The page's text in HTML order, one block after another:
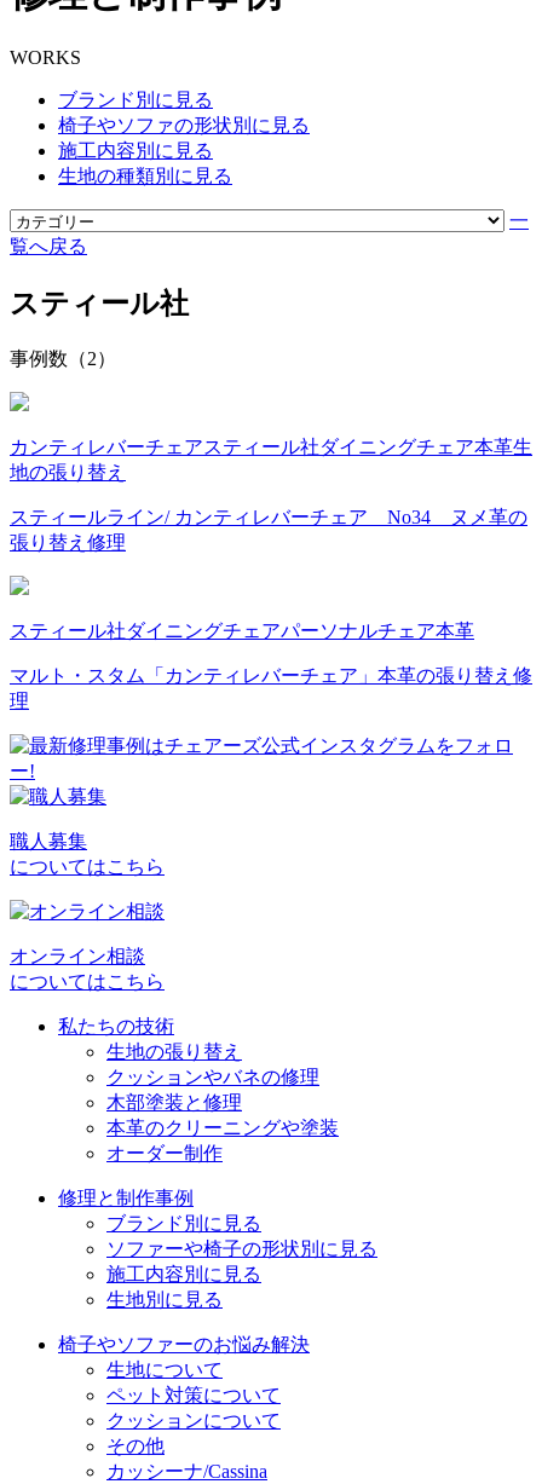
WORKS
ブランド別に見る
椅子やソファの形状別に見る
施工内容別に見る
生地の種類別に見る
一
覧へ戻る
スティール社
事例数（2）
カンティレバーチェアスティール社ダイニングチェア本革生
地の張り替え
スティールライン/ カンティレバーチェア No34 ヌメ革の
張り替え修理
スティール社ダイニングチェアパーソナルチェア本革
マルト・スタム「カンティレバーチェア」本革の張り替え修
理
職人募集
についてはこちら
オンライン相談
についてはこちら
私たちの技術
生地の張り替え
クッションやバネの修理
木部塗装と修理
本革のクリーニングや塗装
オーダー制作
修理と制作事例
ブランド別に見る
ソファーや椅子の形状別に見る
施工内容別に見る
生地別に見る
椅子やソファーのお悩み解決
生地について
ペット対策について
クッションについて
その他
カッシーナ/Cassina